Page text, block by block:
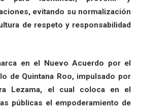
evitando su normalización
de respeto y responsabilidad
en el Nuevo Acuerdo por el
de Quintana Roo, impulsado por
Lezama, el cual coloca en el
públicas el empoderamiento de